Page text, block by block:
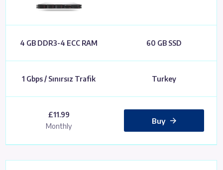
4 GB DDR3-4 ECC RAM 60 GB SSD
1 Gbps / Sınırsız Trafik Turkey
£11.99
Monthly
Buy